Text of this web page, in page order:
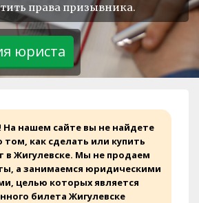
права призывника.
нашем сайте вы не найдете
как сделать или купить
в Жигулевске. Мы не продаем
а занимаемся юридическими
целью которых является
билета Жигулевске